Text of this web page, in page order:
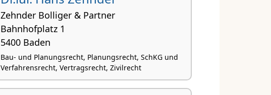
Zehnder Bolliger & Partner
Bahnhofplatz 1
5400 Baden
Bau- und Planungsrecht, Planungsrecht, SchKG und
Verfahrensrecht, Vertragsrecht, Zivilrecht